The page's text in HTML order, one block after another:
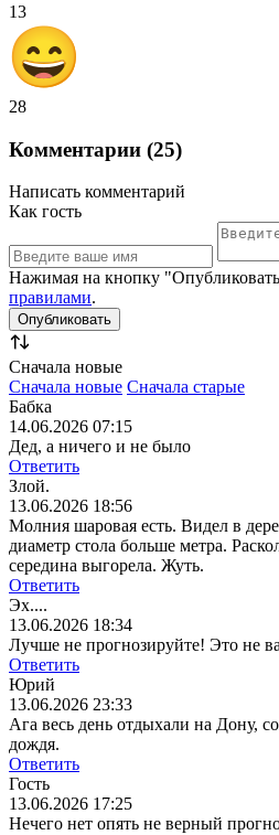
13
28
Комментарии (25)
Написать комментарий
Как гость
Нажимая на кнопку
правилами.
Сначала новые
Сначала новые Сначала старые
Бабка
14.06.2026 07:15
Дед, а ничего и не было
Ответить
Злой.
13.06.2026 18:56
Молния шаровая есть. Видел в
диаметр стола больше метра.
середина выгорела. Жуть.
Ответить
Эх....
13.06.2026 18:34
Лучше не прогнозируйте! Это не
Ответить
Юрий
13.06.2026 23:33
Ага весь день отдыхали на Дону,
дождя.
Ответить
Гость
13.06.2026 17:25
Нечего нет опять не верный